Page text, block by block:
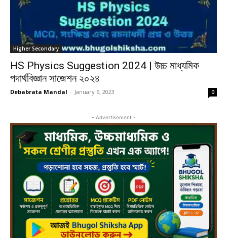
Higher Secondary
HS Physics Suggestion 2024 | উচ্চ মাধ্যমিক
পদার্থবিজ্ঞান সাজেশন ২০২৪
Debabrata Mandal - January 6, 2023 0
- Advertisement -